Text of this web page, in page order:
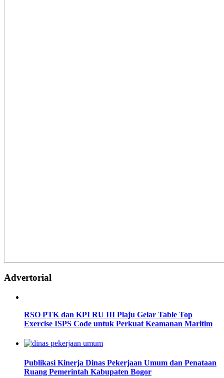
Advertorial
RSO PTK dan KPI RU III Plaju Gelar Table Top
Exercise ISPS Code untuk Perkuat Keamanan Maritim
Publikasi Kinerja Dinas Pekerjaan Umum dan Penataan
Ruang Pemerintah Kabupaten Bogor